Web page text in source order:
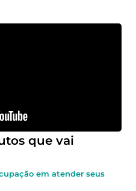
que vai
em atender seus